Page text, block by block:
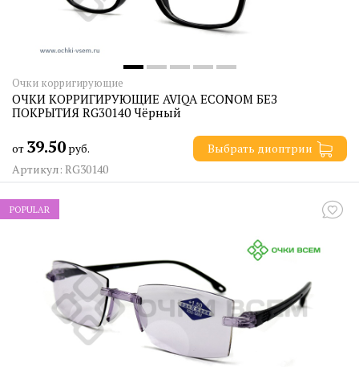
Очки корригирующие
ОЧКИ КОРРИГИРУЮЩИЕ AVIQA ECONOM БЕЗ
ПОКРЫТИЯ RG30140 Чёрный
от 39.50 руб.
Выбрать диоптрии
Артикул: RG30140
POPULAR